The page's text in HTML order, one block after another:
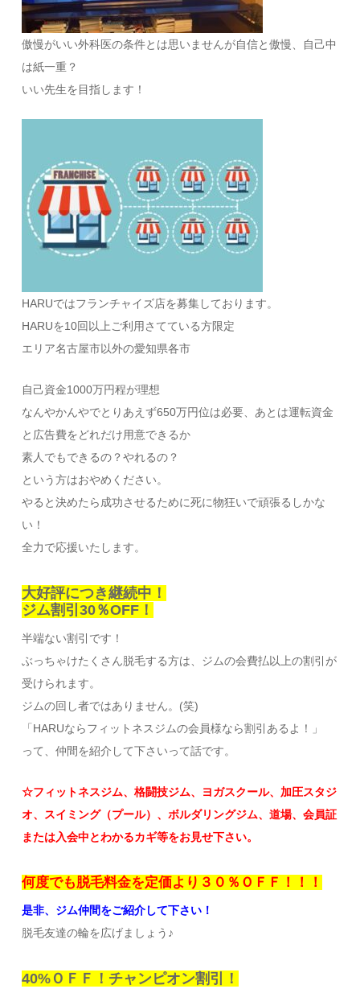
傲慢がいい外科医の条件とは思いませんが自信と傲慢、自己中
は紙一重？
いい先生を目指します！
HARUではフランチャイズ店を募集しております。
HARUを10回以上ご利用さてている方限定
エリア名古屋市以外の愛知県各市
自己資金1000万円程が理想
なんやかんやでとりあえず650万円位は必要、あとは運転資金
と広告費をどれだけ用意できるか
素人でもできるの？やれるの？
という方はおやめください。
やると決めたら成功させるために死に物狂いで頑張るしかな
い！
全力で応援いたします。
大好評につき継続中！
ジム割引30％OFF！
半端ない割引です！
ぶっちゃけたくさん脱毛する方は、ジムの会費払以上の割引が
受けられます。
ジムの回し者ではありません。(笑)
「HARUならフィットネスジムの会員様なら割引あるよ！」
って、仲間を紹介して下さいって話です。
☆フィットネスジム、格闘技ジム、ヨガスクール、加圧スタジ
オ、スイミング（プール）、ボルダリングジム、道場、会員証
または入会中とわかるカギ等をお見せ下さい。
何度でも脱毛料金を定価より３０％ＯＦＦ！！！
是非、ジム仲間をご紹介して下さい！
脱毛友達の輪を広げましょう♪
40%ＯＦＦ！チャンピオン割引！